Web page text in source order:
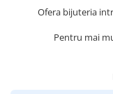
Ofera bijuteria
Pentru mai